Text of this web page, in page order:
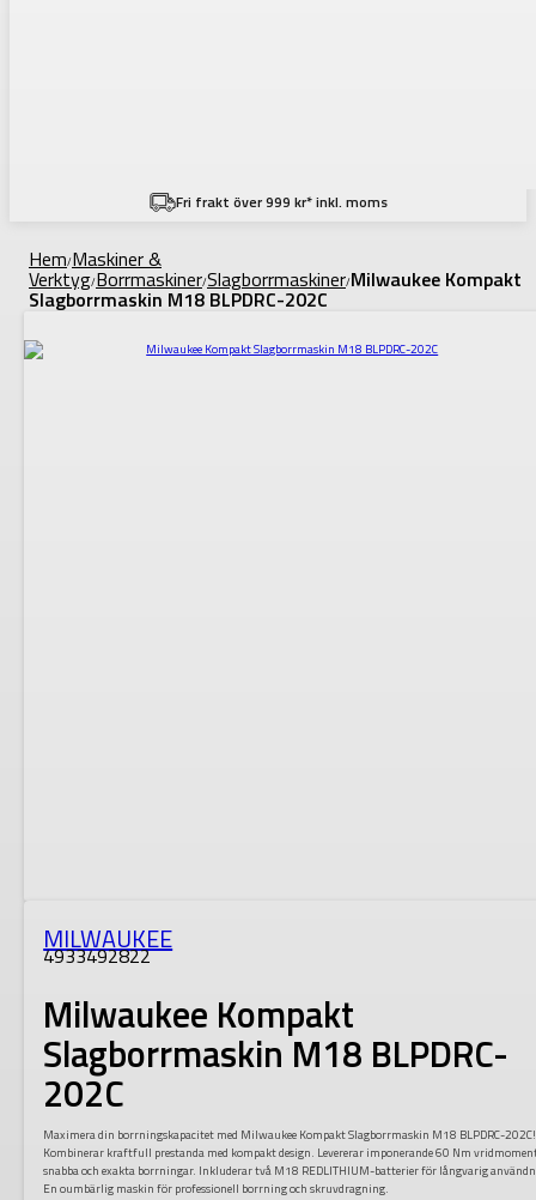
Fri frakt över 999 kr* inkl. moms
Hem/Maskiner &
Verktyg/Borrmaskiner/Slagborrmaskiner/Milwaukee Kompakt
Slagborrmaskin M18 BLPDRC-202C
MILWAUKEE
4933492822
Milwaukee Kompakt
Slagborrmaskin M18 BLPDRC-
202C
Maximera din borrningskapacitet med Milwaukee Kompakt Slagborrmaskin M18 BLPDRC-202C!
Kombinerar kraftfull prestanda med kompakt design. Levererar imponerande 60 Nm
snabba och exakta borrningar. Inkluderar två M18 REDLITHIUM-batterier för långvarig
En oumbärlig maskin för professionell borrning och skruvdragning.